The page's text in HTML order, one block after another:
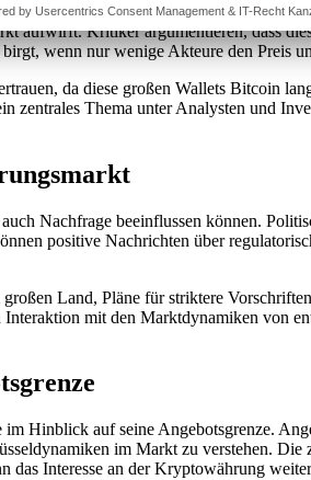
in weniger Händen. Daten
aufwirft. Kritiker argumentieren, dass
wenn nur wenige Akteure den Preis
da diese großen Wallets Bitcoin
Thema unter Analysten und
Nachfrage beeinflussen können.
positive Nachrichten über
Land, Pläne für striktere
mit den Marktdynamiken von
Hinblick auf seine Angebotsgrenze.
im Markt zu verstehen.
Interesse an der Kryptowährung